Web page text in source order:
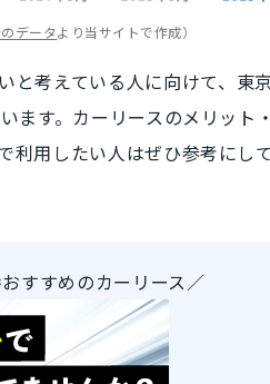
データより当サイトで作成）
と考えている人に向けて、 東
ます。カーリースのメリット
利用したい人はぜひ参考にし
すすめのカーリース／